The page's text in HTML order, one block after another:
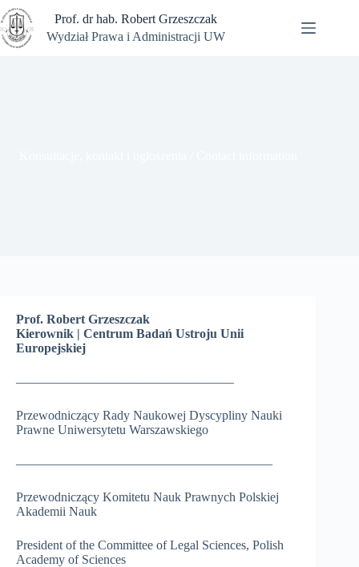
Przejdź
do
treści
projects and
biographical
information
PUBLICATIONS
Doktoranci
seminarium
doktorskie
publikacje
prof.
Prof. dr hab. Robert Grzeszczak
Wydział Prawa i Administracji UW
Prof. Robert Grzeszczak
Kierownik | Centrum Badań Ustroju Unii
Europejskiej
—————————————————
Przewodniczący Rady Naukowej Dyscypliny Nauki
Prawne Uniwersytetu Warszawskiego
————————————————————
Przewodniczący Komitetu Nauk Prawnych Polskiej
Akademii Nauk
President of the Committee of Legal Sciences, Polish
Academy of Sciences